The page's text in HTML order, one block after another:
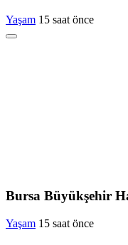
Yaşam 15 saat önce
Bursa Büyükşehir
Yaşam 15 saat önce